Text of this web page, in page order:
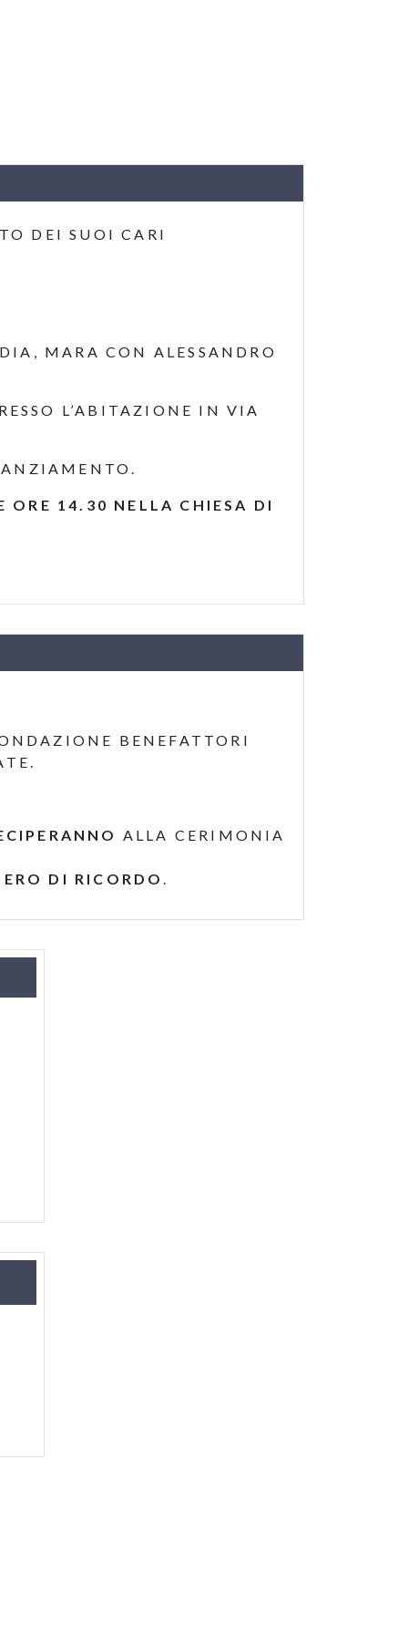
DEI SUOI CARI
MARA CON ALESSANDRO
L’ABITAZIONE IN VIA
ORE 14.30 NELLA CHIESA DI
BENEFATTORI
ALLA CERIMONIA
DI RICORDO.